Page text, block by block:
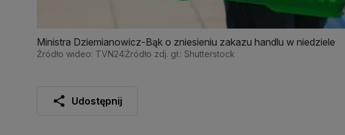
Ministra Dziemianowicz-Bąk o zniesieniu zakazu handlu w niedziele
Źródło wideo: TVN24Źródło zdj. gł.: Shutterstock
Udostępnij